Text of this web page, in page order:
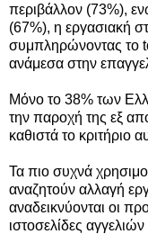
περιβάλλον (73%),
(67%), η εργασιακή
συμπληρώνοντας το
ανάμεσα στην
Μόνο το 38% των
την παροχή της εξ
καθιστά το κριτήριο
Τα πιο συχνά
αναζητούν αλλαγή
αναδεικνύονται οι
ιστοσελίδες